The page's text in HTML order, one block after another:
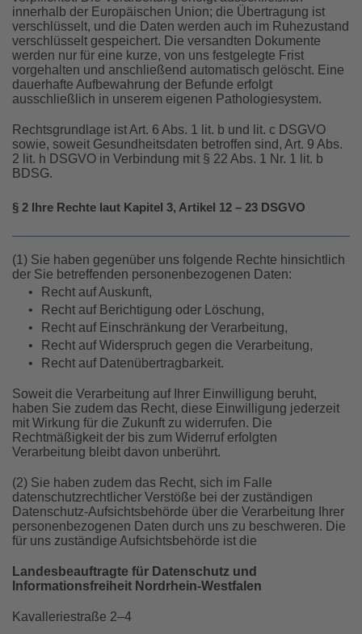
innerhalb der Europäischen Union; die Übertragung ist
verschlüsselt, und die Daten werden auch im Ruhezustand
verschlüsselt gespeichert. Die versandten Dokumente
werden nur für eine kurze, von uns festgelegte Frist
vorgehalten und anschließend automatisch gelöscht. Eine
dauerhafte Aufbewahrung der Befunde erfolgt
ausschließlich in unserem eigenen Pathologiesystem.
Rechtsgrundlage ist Art. 6 Abs. 1 lit. b und lit. c DSGVO
sowie, soweit Gesundheitsdaten betroffen sind, Art. 9 Abs.
2 lit. h DSGVO in Verbindung mit § 22 Abs. 1 Nr. 1 lit. b
BDSG.
§ 2 Ihre Rechte laut Kapitel 3, Artikel 12 – 23 DSGVO
(1) Sie haben gegenüber uns folgende Rechte hinsichtlich
der Sie betreffenden personenbezogenen Daten:
•
Recht auf Auskunft,
•
Recht auf Berichtigung oder Löschung,
•
Recht auf Einschränkung der Verarbeitung,
•
Recht auf Widerspruch gegen die Verarbeitung,
•
Recht auf Datenübertragbarkeit.
Soweit die Verarbeitung auf Ihrer Einwilligung beruht,
haben Sie zudem das Recht, diese Einwilligung jederzeit
mit Wirkung für die Zukunft zu widerrufen. Die
Rechtmäßigkeit der bis zum Widerruf erfolgten
Verarbeitung bleibt davon unberührt.
(2) Sie haben zudem das Recht, sich im Falle
datenschutzrechtlicher Verstöße bei der zuständigen
Datenschutz-Aufsichtsbehörde über die Verarbeitung Ihrer
personenbezogenen Daten durch uns zu beschweren. Die
für uns zuständige Aufsichtsbehörde ist die
Landesbeauftragte für Datenschutz und
Informationsfreiheit Nordrhein-Westfalen
Kavalleriestraße 2–4